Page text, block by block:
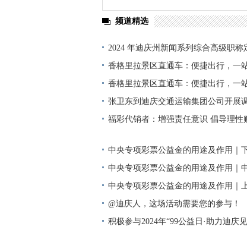
频道精选
2024 年迪庆州新闻系列综合高级职称
单公示
香格里拉景区直通车：便捷出行，一
香格里拉景区直通车：便捷出行，一
张卫东到迪庆交通运输集团公司开展
福彩代销者：增强责任意识 倡导理性
中央专项彩票公益金的用途及作用｜
中央专项彩票公益金的用途及作用｜
中央专项彩票公益金的用途及作用｜
@迪庆人，这场活动需要您的参与！
积极参与2024年“99公益日·助力迪庆